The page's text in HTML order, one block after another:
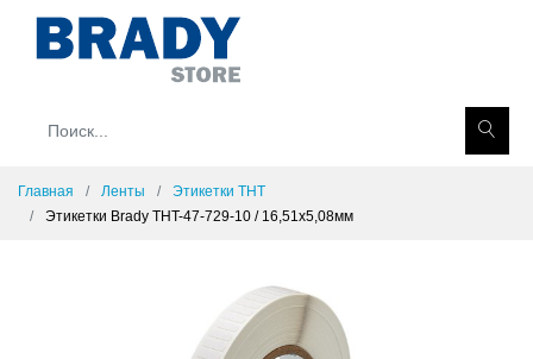
Главная Ленты
Этикетки THT
Этикетки Brady THT-47-729-10 / 16,51x5,08мм